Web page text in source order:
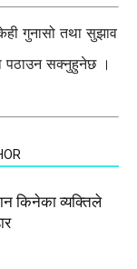
गुनासो तथा सुझाव
पठाउन सक्नुहुनेछ ।
किनेका व्यक्तिले